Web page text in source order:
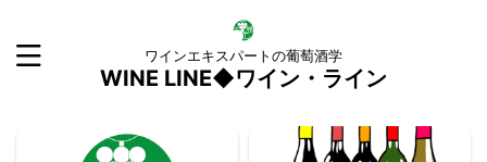
ワインエキスパートの葡萄酒学
WINE LINE◆ワイン・ライン